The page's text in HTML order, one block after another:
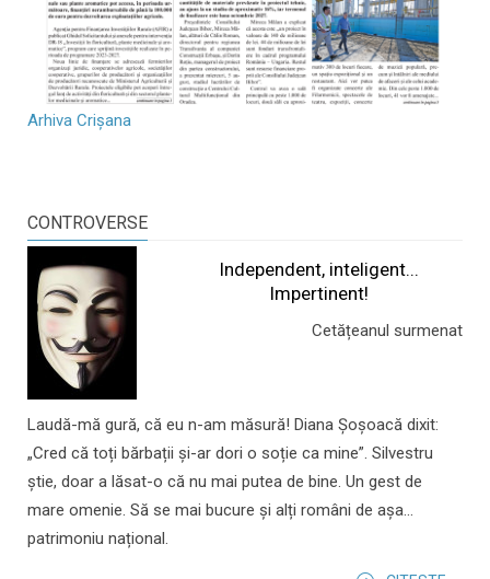
Arhiva Crișana
CONTROVERSE
Independent, inteligent...
Impertinent!
Cetățeanul surmenat
Laudă-mă gură, că eu n-am măsură! Diana Șoșoacă dixit:
„Cred că toți bărbații și-ar dori o soție ca mine”. Silvestru
știe, doar a lăsat-o că nu mai putea de bine. Un gest de
mare omenie. Să se mai bucure și alți români de așa...
patrimoniu național.